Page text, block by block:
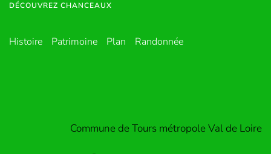
DÉCOUVREZ CHANCEAUX
Histoire Patrimoine Plan Randonnée
Commune de Tours métropole Val de Loire